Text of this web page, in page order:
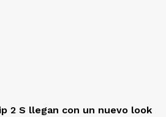
2 S llegan con un nuevo look